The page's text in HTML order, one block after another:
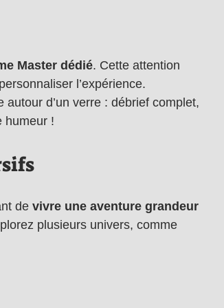
Master dédié. Cette attention
l’expérience.
d’un verre : débrief complet,
humeur !
de vivre une aventure grandeur
plusieurs univers, comme